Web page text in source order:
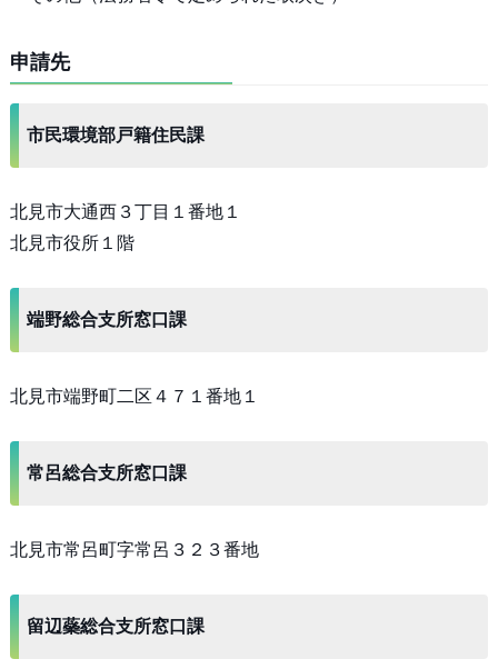
申請先
市民環境部戸籍住民課
北見市大通西３丁目１番地１
北見市役所１階
端野総合支所窓口課
北見市端野町二区４７１番地１
常呂総合支所窓口課
北見市常呂町字常呂３２３番地
留辺蘂総合支所窓口課